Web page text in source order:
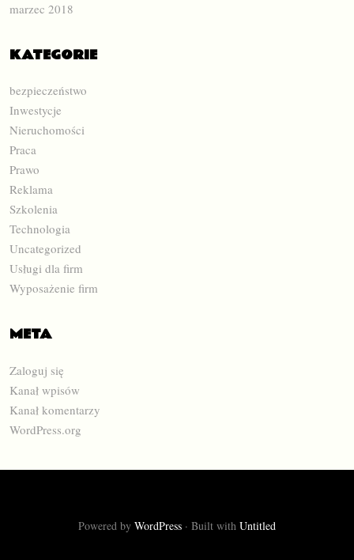
marzec 2018
KATEGORIE
bezpieczeństwo
Inwestycje
Nieruchomości
Praca
Prawo
Reklama
Szkolenia
Technologia
Uncategorized
Usługi dla firm
Wyposażenie firm
META
Zaloguj się
Kanał wpisów
Kanał komentarzy
WordPress.org
Powered by WordPress · Built with Untitled